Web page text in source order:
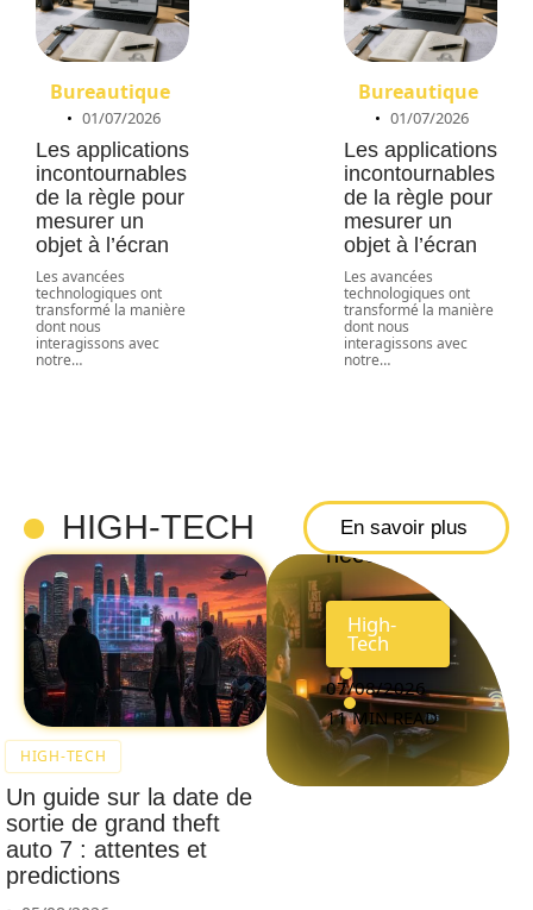
Bureautique
01/07/2026
Les applications
incontournables
de la règle pour
mesurer un
objet à l’écran
Les avancées
technologiques ont
transformé la manière
dont nous
interagissons avec
notre…
Bureautique
01/07/2026
Les applications
incontournables
de la règle pour
mesurer un
objet à l’écran
Les avancées
technologiques ont
transformé la manière
dont nous
interagissons avec
notre…
HIGH-TECH En savoir plus
HIGH-TECH
Un guide sur la date de
sortie de grand theft
auto 7 : attentes et
predictions
Comment
gaming : Une
nécessité
High-
Tech
07/08/2026
11 MIN READ